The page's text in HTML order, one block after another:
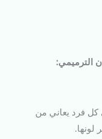
كل فرد يعاني من
لونها.